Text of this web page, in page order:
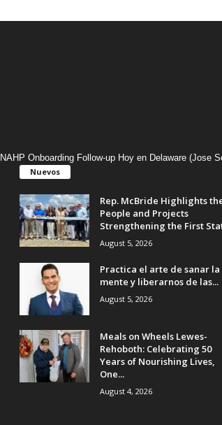
NAHP Onboarding Follow-up Hoy en Delaware (Jose
Nuevos
Rep. McBride Highlights
People and Projects
Strengthening the First
August 5, 2026
Practica el arte de sanar la
mente y liberarnos de las...
August 5, 2026
Meals on Wheels Lewes-
Rehoboth: Celebrating 50
Years of Nourishing Lives,
One...
August 4, 2026